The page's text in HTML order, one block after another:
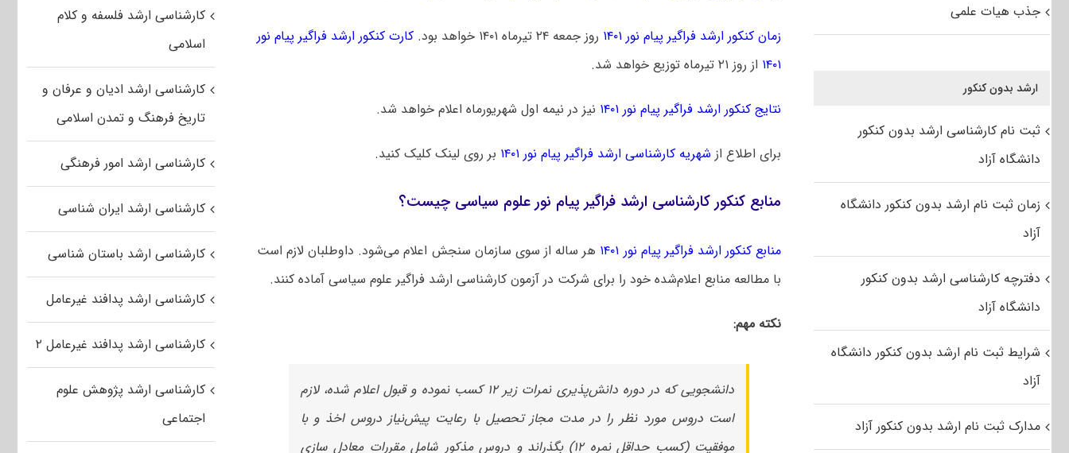
زمان کنکور ارشد فراگیر پیام نور ۱۴۰۱ روز جمعه ۲۴ تیرماه ۱۴۰۱ خواهد بود.
کارت کنکور ارشد فراگیر پیام نور
۱۴۰۱ از روز ۲۱ تیرماه توزیع خواهد شد.
نتایج کنکور ارشد فراگیر پیام نور ۱۴۰۱ نیز در نیمه اول شهریورماه اعلام خواهد شد.
برای اطلاع از شهریه کارشناسی ارشد فراگیر پیام نور ۱۴۰۱ بر روی لینک کلیک کنید.
منابع کنکور کارشناسی ارشد فراگیر پیام نور علوم سیاسی چیست؟
منابع کنکور ارشد فراگیر پیام نور ۱۴۰۱
هر ساله از سوی سازمان سنجش اعلام می‌شود. داوطلبان لازم است
با مطالعه منابع اعلام‌شده خود را برای شرکت در آزمون کارشناسی ارشد فراگیر علوم سیاسی آماده کنند.
نکته مهم:
دانشجویی که در دوره دانش‌پذیری نمرات زیر ۱۲ کسب نموده و قبول اعلام شده، لازم
است دروس مورد نظر را در مدت مجاز تحصیل با رعایت پیش‌نیاز دروس اخذ و با
موفقیت (کسب حداقل نمره ۱۲) بگذراند و دروس مذکور شامل مقررات معادل سازی
کارشناسی ارشد فلسفه و کلام
اسلامی
کارشناسی ارشد ادیان و عرفان و
تاریخ فرهنگ و تمدن اسلامی
کارشناسی ارشد امور فرهنگی
کارشناسی ارشد ایران شناسی
کارشناسی ارشد باستان شناسی
کارشناسی ارشد پدافند غیرعامل
کارشناسی ارشد پدافند غیرعامل ۲
کارشناسی ارشد پژوهش علوم
اجتماعی
جذب هیات علمی
ارشد بدون کنکور
ثبت نام کارشناسی ارشد بدون کنکور
دانشگاه آزاد
زمان ثبت نام ارشد بدون کنکور دانشگاه
آزاد
دفترچه کارشناسی ارشد بدون کنکور
دانشگاه آزاد
شرایط ثبت نام ارشد بدون کنکور دانشگاه
آزاد
مدارک ثبت نام ارشد بدون کنکور آزاد